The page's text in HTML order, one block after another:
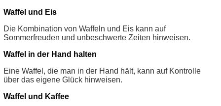
Waffel und Eis
Die Kombination von Waffeln und Eis kann auf
Sommerfreuden und unbeschwerte Zeiten hinweisen.
Waffel in der Hand halten
Eine Waffel, die man in der Hand hält, kann auf Kontrolle
über das eigene Glück hinweisen.
Waffel und Kaffee